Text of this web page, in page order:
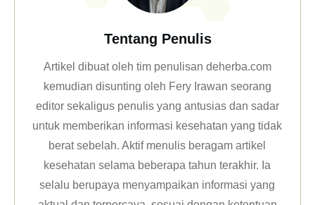
Tentang Penulis
Artikel dibuat oleh tim penulisan deherba.com
kemudian disunting oleh Fery Irawan seorang
editor sekaligus penulis yang antusias dan sadar
untuk memberikan informasi kesehatan yang tidak
berat sebelah. Aktif menulis beragam artikel
kesehatan selama beberapa tahun terakhir. Ia
selalu berupaya menyampaikan informasi yang